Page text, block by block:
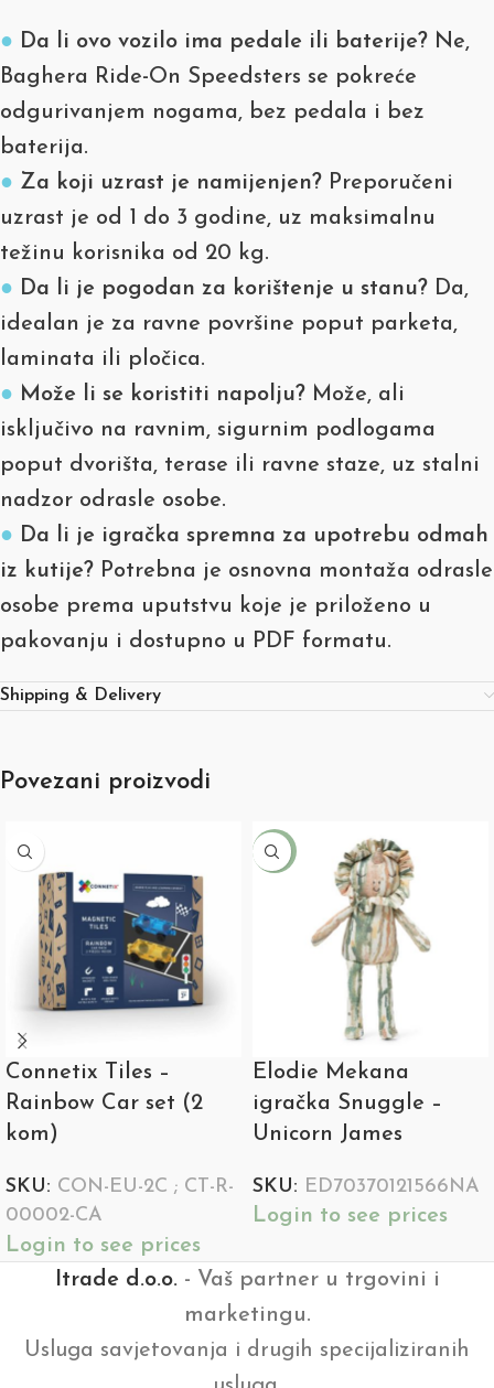
● Da li ovo vozilo ima pedale ili baterije? Ne,
Baghera Ride-On Speedsters se pokreće
odgurivanjem nogama, bez pedala i bez
baterija.
● Za koji uzrast je namijenjen? Preporučeni
uzrast je od 1 do 3 godine, uz maksimalnu
težinu korisnika od 20 kg.
● Da li je pogodan za korištenje u stanu? Da,
idealan je za ravne površine poput parketa,
laminata ili pločica.
● Može li se koristiti napolju? Može, ali
isključivo na ravnim, sigurnim podlogama
poput dvorišta, terase ili ravne staze, uz stalni
nadzor odrasle osobe.
● Da li je igračka spremna za upotrebu odmah
iz kutije? Potrebna je osnovna montaža odrasle
osobe prema uputstvu koje je priloženo u
pakovanju i dostupno u PDF formatu.
Shipping & Delivery
Povezani proizvodi
Connetix Tiles –
Rainbow Car set (2
kom)
SKU: CON-EU-2C ; CT-R-
00002-CA
Login to see prices
-31%
Elodie Mekana
igračka Snuggle –
Unicorn James
SKU: ED70370121566NA
Login to see prices
Itrade d.o.o.- Vaš partner u trgovini i
marketingu.
Usluga savjetovanja i drugih specijaliziranih